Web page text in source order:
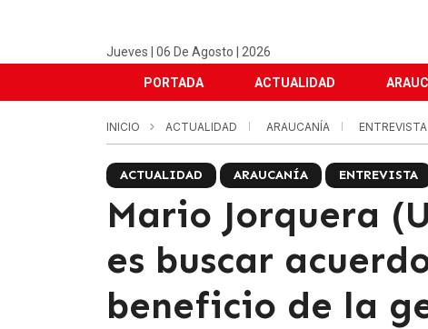
Jueves | 06 De Agosto | 2026
PORTADA ACTUALIDAD
INICIO ACTUALIDAD ARAUCANÍA ENTREVISTA
ACTUALIDAD ARAUCANÍA ENTREVISTA
Mario Jorquera
es buscar
beneficio de la